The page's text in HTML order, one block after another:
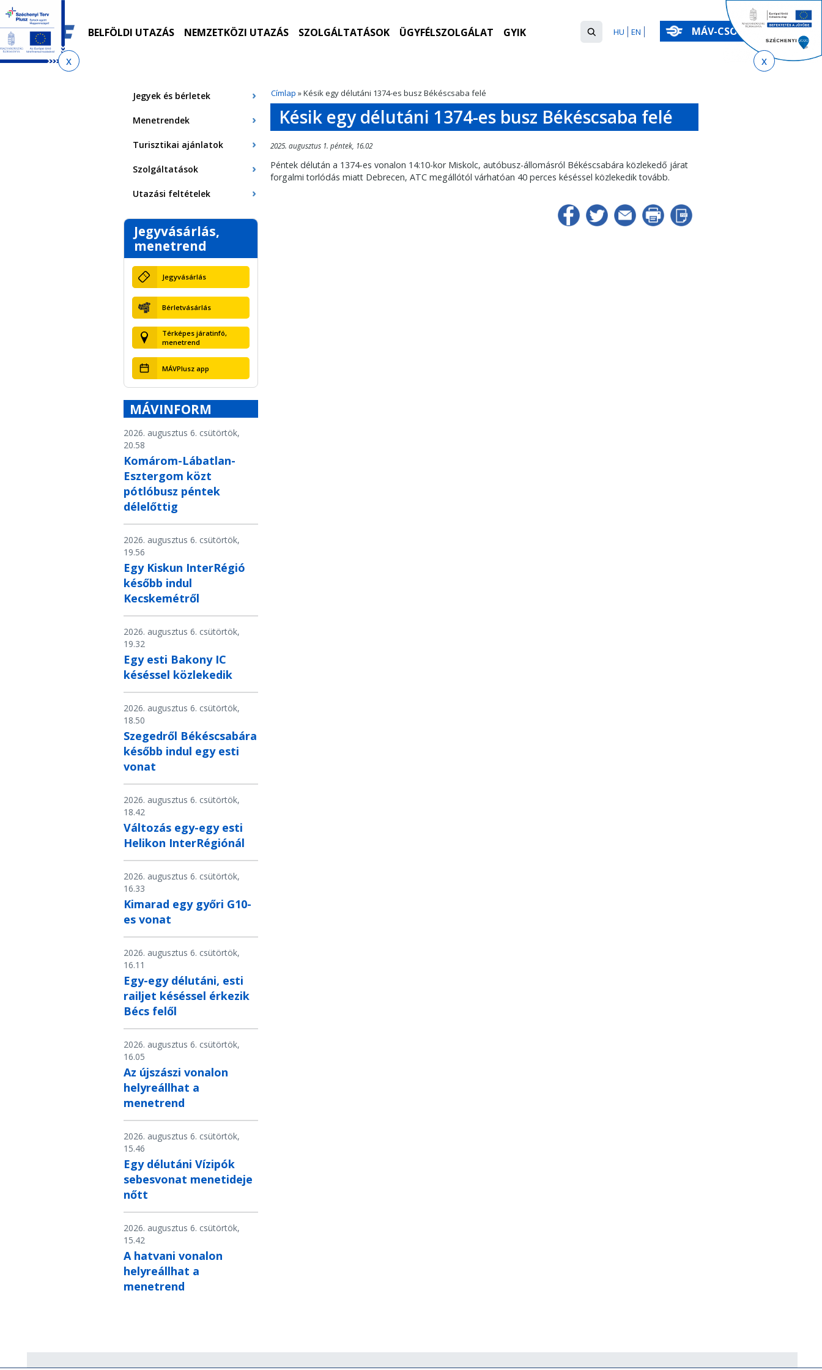
Ugrás
menetrendkeresőhöz
Ugrás
az
almenühöz
Ugrás
tartalomra
Ugrás
az
oldaltérképre
BELFÖLDI UTAZÁS NEMZETKÖZI UTAZÁS SZOLGÁLTATÁSOK ÜGYFÉLSZOLGÁLAT GYIK EN
HU
Keresés
űrlap
Keresés
MÁV-CSOPORT
Címlap » Késik egy délutáni 1374-es busz Békéscsaba felé
Jegyek és bérletek
Menetrendek
Turisztikai ajánlatok
Szolgáltatások
Utazási feltételek
Jegyvásárlás,
menetrend
Jegyvásárlás
Bérletvásárlás
Térképes járatinfó,
menetrend
MÁVPlusz app
MÁVINFORM
2026. augusztus 6. csütörtök,
20.58
Komárom-Lábatlan-
Esztergom közt
pótlóbusz péntek
délelőttig
2026. augusztus 6. csütörtök,
19.56
Egy Kiskun InterRégió
később indul
Kecskemétről
2026. augusztus 6. csütörtök,
19.32
Egy esti Bakony IC
késéssel közlekedik
2026. augusztus 6. csütörtök,
18.50
Szegedről Békéscsabára
később indul egy esti
vonat
2026. augusztus 6. csütörtök,
18.42
Változás egy-egy esti
Helikon InterRégiónál
2026. augusztus 6. csütörtök,
16.33
Kimarad egy győri G10-
es vonat
2026. augusztus 6. csütörtök,
16.11
Egy-egy délutáni, esti
railjet késéssel érkezik
Bécs felől
2026. augusztus 6. csütörtök,
16.05
Az újszászi vonalon
helyreállhat a
menetrend
2026. augusztus 6. csütörtök,
15.46
Egy délutáni Vízipók
sebesvonat menetideje
nőtt
2026. augusztus 6. csütörtök,
15.42
A hatvani vonalon
helyreállhat a
menetrend
Késik egy délutáni 1374-es busz Békéscsaba felé
2025. augusztus 1. péntek, 16.02
Péntek délután a 1374-es vonalon 14:10-kor Miskolc, autóbusz-állomásról Békéscsabára közlekedő járat
forgalmi torlódás miatt Debrecen, ATC megállótól várhatóan 40 perces késéssel közlekedik tovább.